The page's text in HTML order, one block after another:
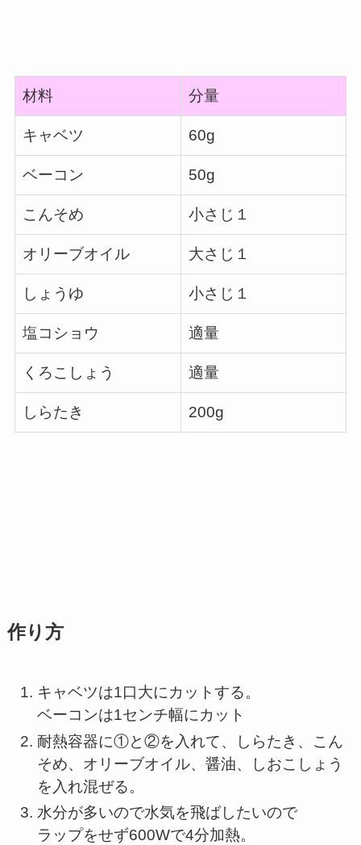
材料 分量
キャベツ 60g
ベーコン 50g
こんそめ 小さじ１
オリーブオイル 大さじ１
しょうゆ 小さじ１
塩コショウ 適量
くろこしょう 適量
しらたき 200g
作り方
キャベツは1口大にカットする。
ベーコンは1センチ幅にカット
耐熱容器に①と②を入れて、しらたき、こん
そめ、オリーブオイル、醤油、しおこしょう
を入れ混ぜる。
水分が多いので水気を飛ばしたいので
ラップをせず600Wで4分加熱。